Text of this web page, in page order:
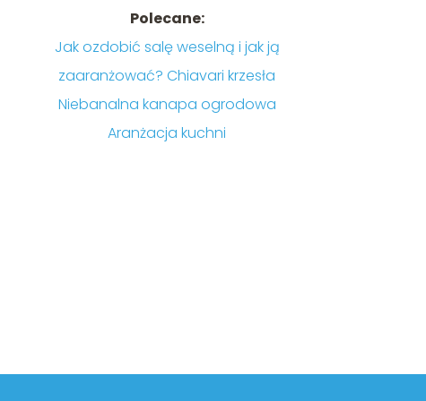
Polecane:
Jak ozdobić salę weselną i jak ją
zaaranżować? Chiavari krzesła
Niebanalna kanapa ogrodowa
Aranżacja kuchni